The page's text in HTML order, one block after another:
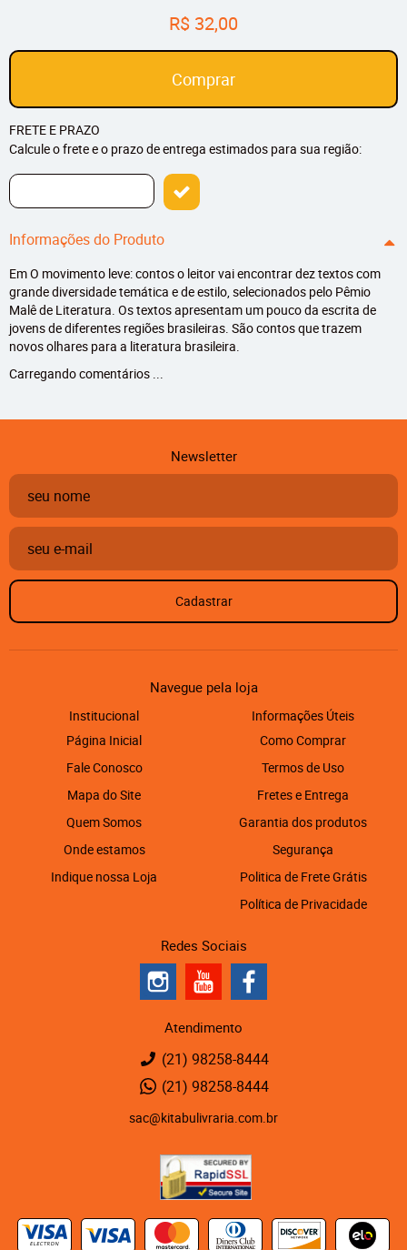
R$ 32,00
Comprar
FRETE E PRAZO
Calcule o frete e o prazo de entrega estimados para sua região:
Informações do Produto
Em O movimento leve: contos o leitor vai encontrar dez textos com
grande diversidade temática e de estilo, selecionados pelo Pêmio
Malê de Literatura. Os textos apresentam um pouco da escrita de
jovens de diferentes regiões brasileiras. São contos que trazem
novos olhares para a literatura brasileira.
Carregando comentários ...
Newsletter
Cadastrar
Navegue pela loja
Institucional
Página Inicial
Fale Conosco
Mapa do Site
Quem Somos
Onde estamos
Indique nossa Loja
Informações Úteis
Como Comprar
Termos de Uso
Fretes e Entrega
Garantia dos produtos
Segurança
Politica de Frete Grátis
Política de Privacidade
Redes Sociais
Atendimento
(21) 98258-8444
(21) 98258-8444
sac@kitabulivraria.com.br